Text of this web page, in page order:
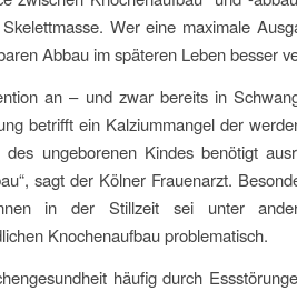
Wer eine maximale
Abbau im späteren Leben besser
an – und zwar bereits in
betrifft ein Kalziummangel der
ungeborenen Kindes benötigt
sagt der Kölner Frauenarzt.
in der Stillzeit sei unter
Knochenaufbau problematisch.
häufig durch